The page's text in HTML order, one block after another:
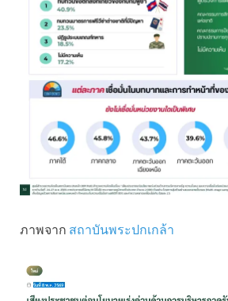
ภาพจาก สถาบันพระปกเกล้า